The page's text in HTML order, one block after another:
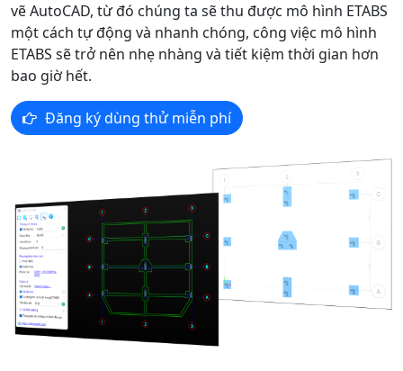
vẽ AutoCAD, từ đó chúng ta sẽ thu được mô hình ETABS
một cách tự động và nhanh chóng, công việc mô hình
ETABS sẽ trở nên nhẹ nhàng và tiết kiệm thời gian hơn
bao giờ hết.
Đăng ký dùng thử miễn phí